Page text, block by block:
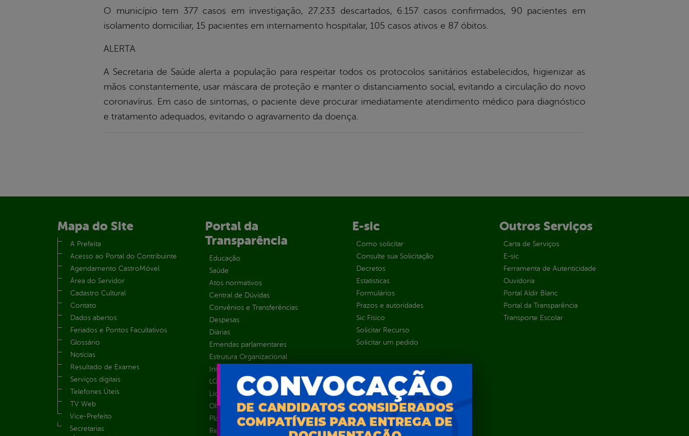
O município tem 377 casos em investigação, 27.233 descartados, 6.157 casos confirmados, 90 pacientes em
isolamento domiciliar, 15 pacientes em internamento hospitalar, 105 casos ativos e 87 óbitos.
ALERTA
A Secretaria de Saúde alerta a população para respeitar todos os protocolos sanitários estabelecidos, higienizar as
mãos constantemente, usar máscara de proteção e manter o distanciamento social, evitando a circulação do novo
coronavírus. Em caso de sintomas, o paciente deve procurar imediatamente atendimento médico para diagnóstico
e tratamento adequados, evitando o agravamento da doença.
Mapa do Site
A Prefeita
Acesso ao Portal do Contribuinte
Agendamento CastroMóvel
Área do Servidor
Cadastro Cultural
Contato
Dados abertos
Feriados e Pontos Facultativos
Glossário
Notícias
Resultado de Exames
Serviços digitais
Telefones Úteis
TV Web
Vice-Prefeito
Secretarias
Portal da
Transparência
Educação
Saúde
Atos normativos
Central de Dúvidas
Convênios e Transferências
Despesas
Diárias
Emendas parlamentares
Estrutura Organizacional
Inicio
LGPD e Governo Digital
Licitações e Contratos
Obras Públicas
Planejamento e Prestação de Contas
Receitas
E-sic
Como solicitar
Consulte sua Solicitação
Decretos
Estatísticas
Formulários
Prazos e autoridades
Sic Físico
Solicitar Recurso
Solicitar um pedido
Outros Serviços
Carta de Serviços
E-sic
Ferramenta de Autenticidade
Ouvidoria
Portal Aldir Blanc
Portal da Transparência
Transporte Escolar